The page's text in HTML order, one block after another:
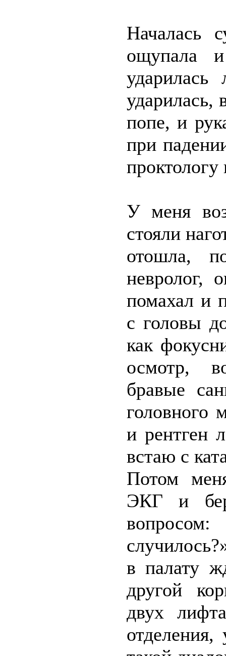
Началась
ощупала
ударилась,
попе, и
при
проктологу
У меня
стояли
отошла,
невролог,
помахал и
с головы
как
осмотр,
бравые
головного
и рентген
встаю с
Потом
ЭКГ и
в палату
другой
двух